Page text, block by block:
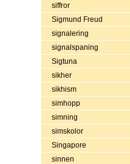
siffror
Sigmund Freud
signalering
signalspaning
Sigtuna
sikher
sikhism
simhopp
simning
simskolor
Singapore
sinnen